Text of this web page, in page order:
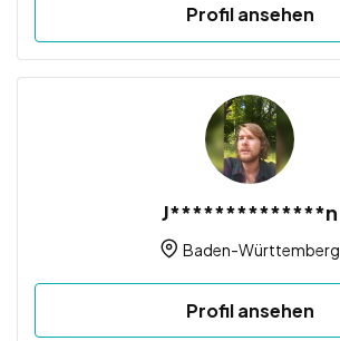
Profil ansehen
J**************n
Baden-Württemberg
Profil ansehen